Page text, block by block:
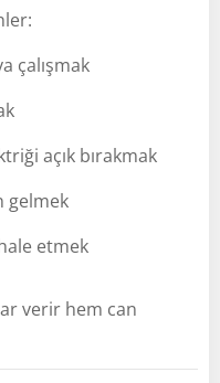
çalışmak
açık bırakmak
gelmek
etmek
verir hem can